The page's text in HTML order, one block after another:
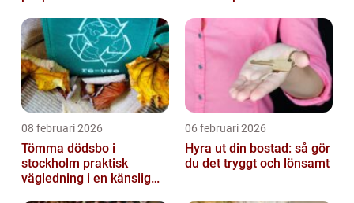
08 februari 2026
Tömma dödsbo i
stockholm praktisk
vägledning i en känslig
06 februari 2026
Hyra ut din bostad: så gör
du det tryggt och lönsamt